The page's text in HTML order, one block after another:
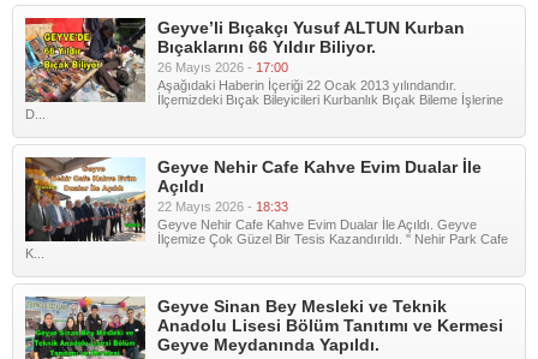
Geyve’li Bıçakçı Yusuf ALTUN Kurban
Bıçaklarını 66 Yıldır Biliyor.
26 Mayıs 2026 - 17:00
Aşağıdaki Haberin İçeriği 22 Ocak 2013 yılındandır.
İlçemizdeki Bıçak Bileyicileri Kurbanlık Bıçak Bileme İşlerine
D...
Geyve Nehir Cafe Kahve Evim Dualar İle
Açıldı
22 Mayıs 2026 - 18:33
Geyve Nehir Cafe Kahve Evim Dualar İle Açıldı. Geyve
İlçemize Çok Güzel Bir Tesis Kazandırıldı. '' Nehir Park Cafe
K...
Geyve Sinan Bey Mesleki ve Teknik
Anadolu Lisesi Bölüm Tanıtımı ve Kermesi
Geyve Meydanında Yapıldı.